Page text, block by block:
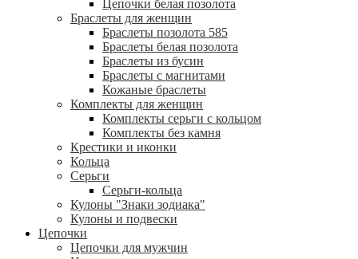
Цепочки белая позолота
Браслеты для женщин
Браслеты позолота 585
Браслеты белая позолота
Браслеты из бусин
Браслеты с магнитами
Кожаные браслеты
Комплекты для женщин
Комплекты серьги с кольцом
Комплекты без камня
Крестики и иконки
Кольца
Серьги
Серьги-кольца
Кулоны "Знаки зодиака"
Кулоны и подвески
Цепочки
Цепочки для мужчин